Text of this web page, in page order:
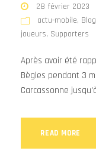
28 février 2023
actu-mobile, Blog
joueurs, Supporters
Après avoir été
Bègles pendant 3
Carcassonne
READ MORE